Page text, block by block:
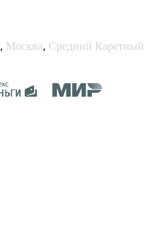
, Москва, Средний Каретный